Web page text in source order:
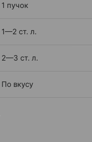
1 пучок
1—2 ст. л.
2—3 ст. л.
По вкусу